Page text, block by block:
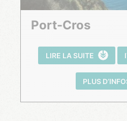
Port-Cros
LIRE LA SUITE
PLUS